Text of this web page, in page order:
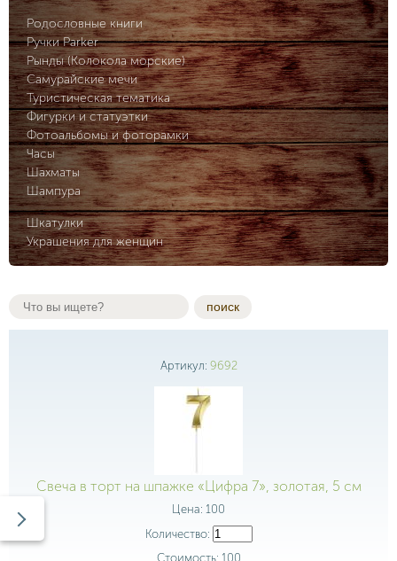
Родословные книги
Ручки Parker
Рынды (Колокола морские)
Самурайские мечи
Туристическая тематика
Фигурки и статуэтки
Фотоальбомы и фоторамки
Часы
Шахматы
Шампура
Шкатулки
Украшения для женщин
поиск
Артикул: 9692
Свеча в торт на шпажке «Цифра 7», золотая, 5 см
Цена: 100
Количество:
Стоимость: 100